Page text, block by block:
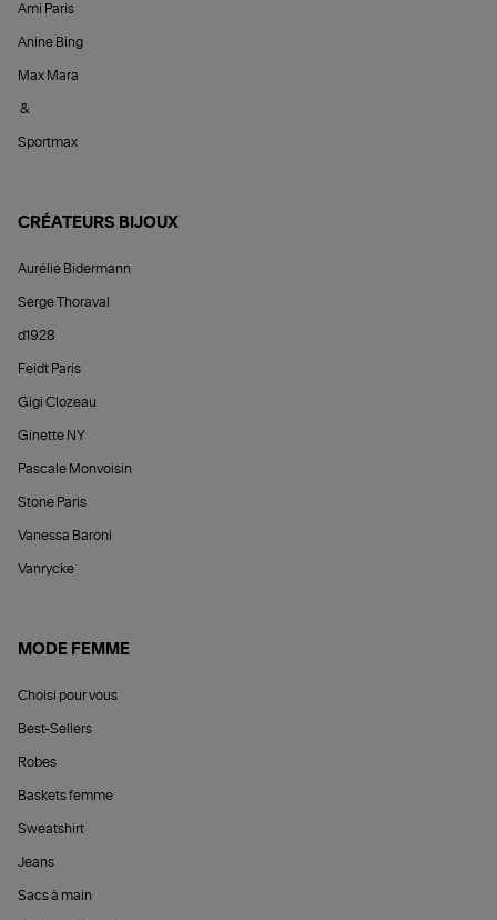
Ami Paris
Anine Bing
Max Mara
&
Sportmax
CRÉATEURS BIJOUX
Aurélie Bidermann
Serge Thoraval
d1928
Feidt Paris
Gigi Clozeau
Ginette NY
Pascale Monvoisin
Stone Paris
Vanessa Baroni
Vanrycke
MODE FEMME
Choisi pour vous
Best-Sellers
Robes
Baskets femme
Sweatshirt
Jeans
Sacs à main